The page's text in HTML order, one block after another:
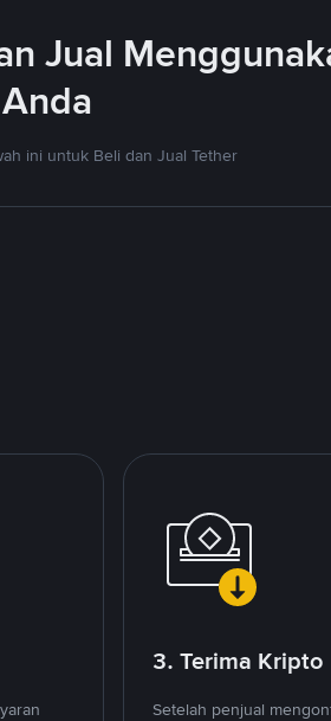
Jual
ini untuk Beli dan Jual Tether
3. Terima Kripto
Setelah penjual